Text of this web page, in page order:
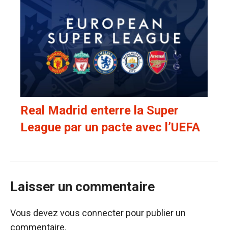
Real Madrid enterre la Super
League par un pacte avec l’UEFA
Laisser un commentaire
Vous devez vous connecter pour publier un
commentaire.